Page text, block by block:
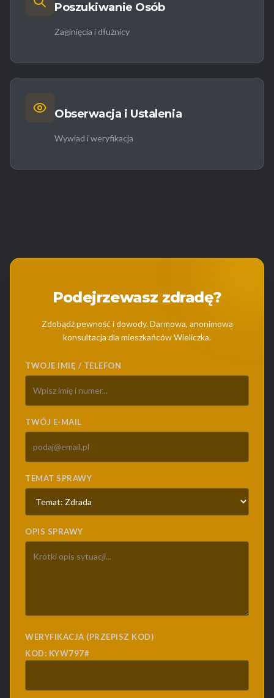
Poszukiwanie Osób
Zaginięcia i dłużnicy
Obserwacja i Ustalenia
Wywiad i weryfikacja
Podejrzewasz zdradę?
Zdobądź pewność i dowody. Darmowa, anonimowa
konsultacja dla mieszkańców Wieliczka.
TWOJE IMIĘ / TELEFON
TWÓJ E-MAIL
TEMAT SPRAWY
OPIS SPRAWY
WERYFIKACJA (PRZEPISZ KOD)
KOD: KYW797#